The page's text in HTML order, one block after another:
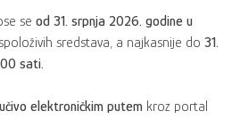
se od 31. srpnja 2026. godine u
sredstava, a najkasnije do 31.
sati.
elektroničkim putem kroz portal